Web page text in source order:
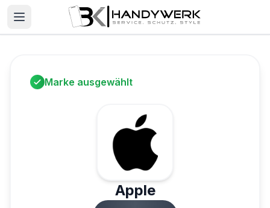
Marke ausgewählt
Apple